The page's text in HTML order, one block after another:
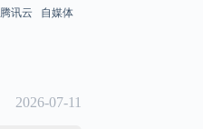
腾讯云
自媒体
2026-07-11